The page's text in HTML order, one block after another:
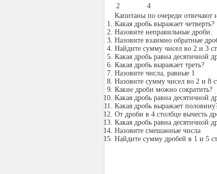
2
4
Капитаны по очереди отвечают
Какая дробь выражает четверть?
Назовите неправильные дроби.
Назовите взаимно обратные
Найдите сумму чисел во 2 и 3
Какая дробь равна десятичной
Какая дробь выражает треть?
Назовите числа, равные 1
Назовите сумму чисел во 2 и 8
Какие дроби можно сократить?
Какая дробь равна десятичной
Какая дробь выражает
От дроби в 4 столбце вычесть
Какая дробь равна десятичной
Назовите смешанные числа
Найдите сумму дробей в 1 и 5